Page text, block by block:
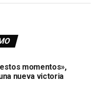
momentos»,
nueva victoria